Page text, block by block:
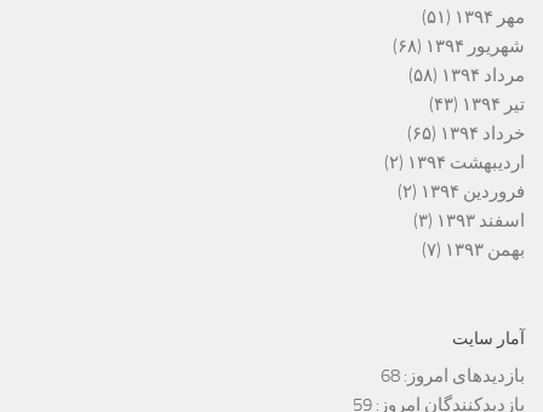
مهر ۱۳۹۴
(۵۱)
شهریور ۱۳۹۴
(۶۸)
مرداد ۱۳۹۴
(۵۸)
تیر ۱۳۹۴
(۴۳)
خرداد ۱۳۹۴
(۶۵)
اردیبهشت ۱۳۹۴
(۲)
فروردین ۱۳۹۴
(۲)
اسفند ۱۳۹۳
(۳)
بهمن ۱۳۹۳
(۷)
آمار سایت
بازدیدهای امروز: 68
بازدیدکنندگان امروز: 59